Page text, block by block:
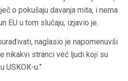
o pokušaju davanja mita, i nema
EU u tom slučaju, izjavio je.
naglasio je napomenuvši
nikakvi stranci već ljudi koji su
USKOK-u.”